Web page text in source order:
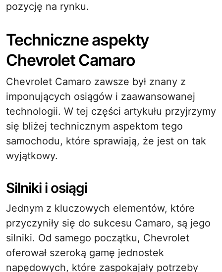
pozycję na rynku.
Techniczne aspekty
Chevrolet Camaro
Chevrolet Camaro zawsze był znany z
imponujących osiągów i zaawansowanej
technologii. W tej części artykułu przyjrzymy
się bliżej technicznym aspektom tego
samochodu, które sprawiają, że jest on tak
wyjątkowy.
Silniki i osiągi
Jednym z kluczowych elementów, które
przyczyniły się do sukcesu Camaro, są jego
silniki. Od samego początku, Chevrolet
oferował szeroką gamę jednostek
napędowych, które zaspokajały potrzeby